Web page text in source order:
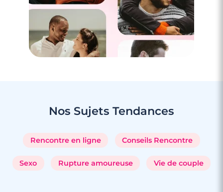
Nos Sujets Tendances
Rencontre en ligne Conseils Rencontre
Sexo Rupture amoureuse Vie de couple